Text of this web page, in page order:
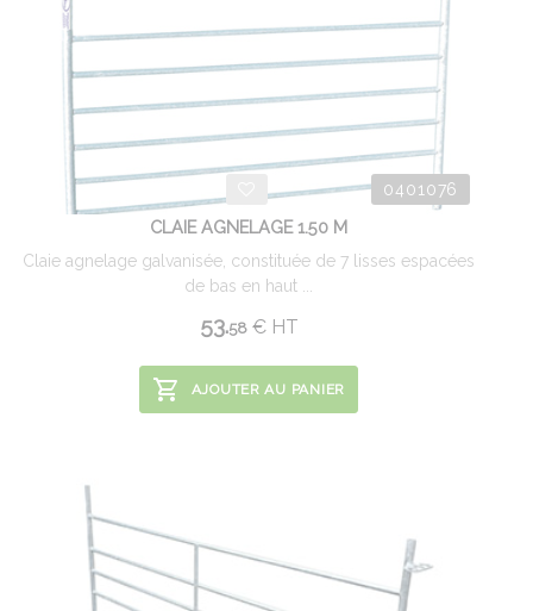
0401076
CLAIE AGNELAGE 1.50 M
Claie agnelage galvanisée, constituée de 7 lisses espacées
de bas en haut ...
53.58 €HT
AJOUTER AU PANIER